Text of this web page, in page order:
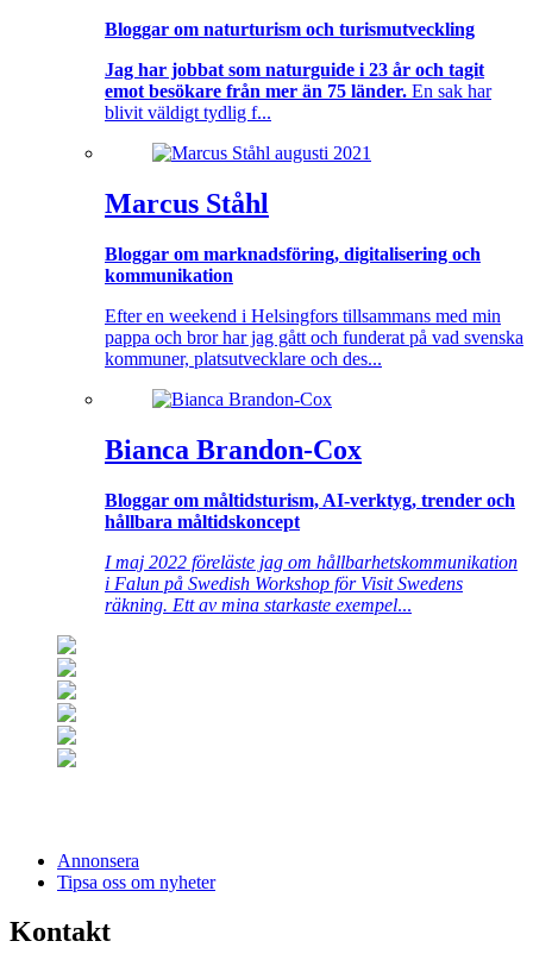
Bloggar om naturturism och turismutveckling
Jag har jobbat som naturguide i 23 år och tagit
emot besökare från mer än 75 länder. En sak har
blivit väldigt tydlig f...
Marcus Ståhl
Bloggar om marknadsföring, digitalisering och
kommunikation
Efter en weekend i Helsingfors tillsammans med min
pappa och bror har jag gått och funderat på vad svenska
kommuner, platsutvecklare och des...
Bianca Brandon-Cox
Bloggar om måltidsturism, AI-verktyg, trender och
hållbara måltidskoncept
I maj 2022 föreläste jag om hållbarhetskommunikation
i Falun på Swedish Workshop för Visit Swedens
räkning. Ett av mina starkaste exempel...
Annonsera
Tipsa oss om nyheter
Kontakt